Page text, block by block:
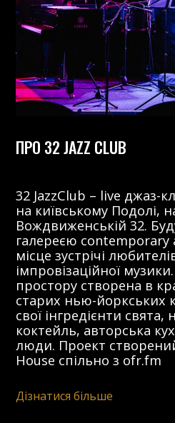
ПРО 32 JAZZ CLUB
32 JazzClub – live джаз-
на київському Подолі,
Вождвиженській 32.
галереєю contemporary
місце зустрічі
імпровізаційної
простору створена в
старих нью-йоркських
свої інгредієнти
коктейль, авторська
люди. Проект
House спільно з ofr.fm
Дізнатися більше